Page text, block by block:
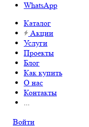
WhatsApp
Каталог
Акции
Услуги
Проекты
Блог
Как купить
О нас
Контакты
...
Войти